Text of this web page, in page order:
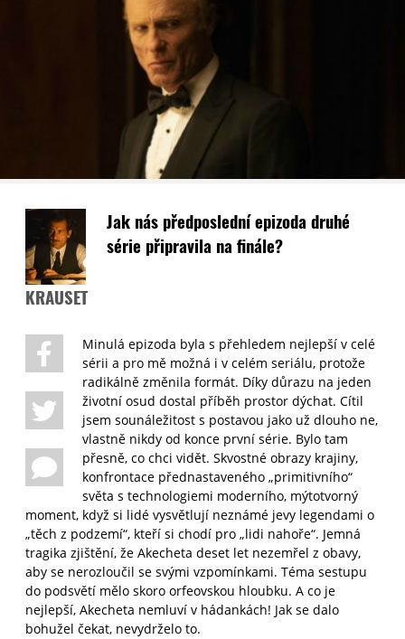
KRAUSET
Jak nás předposlední epizoda druhé
série připravila na finále?
Minulá epizoda byla s přehledem nejlepší v celé
sérii a pro mě možná i v celém seriálu, protože
radikálně změnila formát. Díky důrazu na jeden
životní osud dostal příběh prostor dýchat. Cítil
jsem sounáležitost s postavou jako už dlouho ne,
vlastně nikdy od konce první série. Bylo tam
přesně, co chci vidět. Skvostné obrazy krajiny,
konfrontace přednastaveného „primitivního“
světa s technologiemi moderního, mýtotvorný
moment, když si lidé vysvětlují neznámé jevy legendami o
„těch z podzemí“, kteří si chodí pro „lidi nahoře“. Jemná
tragika zjištění, že Akecheta deset let nezemřel z obavy,
aby se nerozloučil se svými vzpomínkami. Téma sestupu
do podsvětí mělo skoro orfeovskou hloubku. A co je
nejlepší, Akecheta nemluví v hádankách! Jak se dalo
bohužel čekat, nevydrželo to.